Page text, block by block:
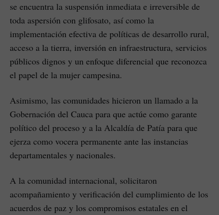
se encuentra la suspensión inmediata e irreversible de
toda aspersión con glifosato, así como la
implementación efectiva de políticas de desarrollo rural,
acceso a la tierra, inversión en infraestructura, servicios
públicos dignos y un enfoque diferencial que reconozca
el papel de la mujer campesina.
Asimismo, las comunidades hicieron un llamado a la
Gobernación del Cauca para que actúe como garante
político del proceso y a la Alcaldía de Patía para que
ejerza como vocera permanente ante las instancias
departamentales y nacionales.
A la comunidad internacional, solicitaron
acompañamiento y verificación del cumplimiento de los
acuerdos de paz y los compromisos estatales en el